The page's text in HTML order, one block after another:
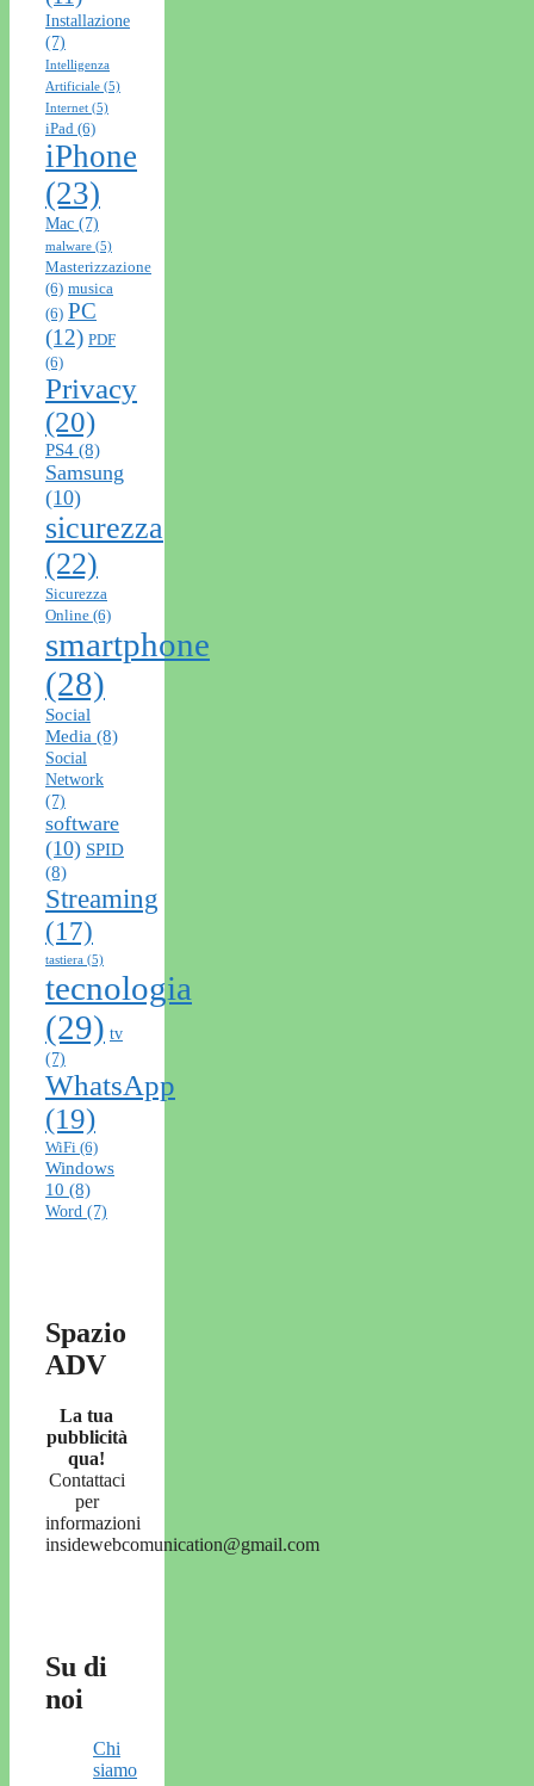
Installazione
(7)
Intelligenza
Artificiale (5)
Internet (5)
iPad (6)
iPhone
(23)
Mac (7)
malware (5)
Masterizzazione
(6) musica
(6) PC
(12) PDF
(6)
Privacy
(20)
PS4 (8)
Samsung
(10)
sicurezza
(22)
Sicurezza
Online (6)
smartphone
(28)
Social
Media (8)
Social
Network
(7)
software
(10) SPID
(8)
Streaming
(17)
tastiera (5)
tecnologia
(29) tv
(7)
WhatsApp
(19)
WiFi (6)
Windows
10 (8)
Word (7)
Spazio
ADV
La tua
pubblicità
qua!
Contattaci
per
informazioni
insidewebcomunication@gmail.com
Su di
noi
Chi
siamo